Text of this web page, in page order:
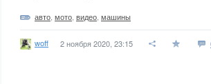
авто мото видео машины
woff 2 ноября 2020, 23:15